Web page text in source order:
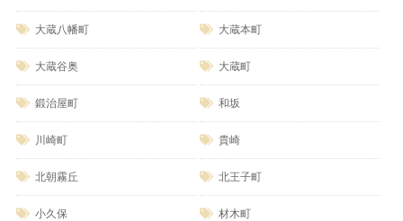
大蔵八幡町 大蔵本町
大蔵谷奥 大蔵町
鍛治屋町 和坂
川崎町 貴崎
北朝霧丘 北王子町
小久保 材木町